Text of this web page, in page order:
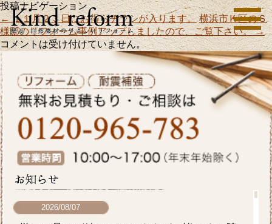
投稿ナビゲーション
←１１月２３日にお得らチラシが入ります。 横浜市Ｋ区のＳ
様邸のリフォーム事例アップしましたので、ご覧下さい。→
コメントは受け付けていません。
2026/08/07